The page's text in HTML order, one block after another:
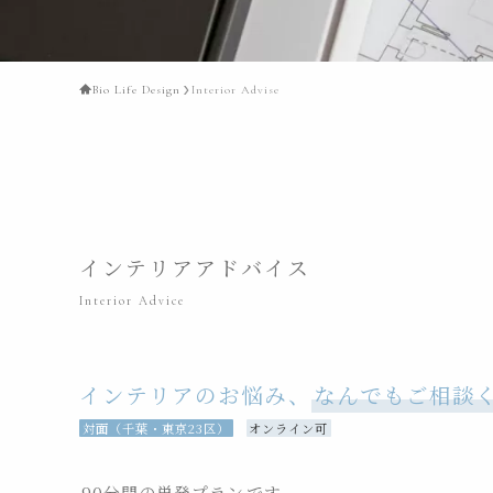
Bio Life Design Interior Advise
インテリアアドバイス
Interior Advice
インテリアのお悩み、 なんでもご相談
対面（千葉・東京23区） オンライン可